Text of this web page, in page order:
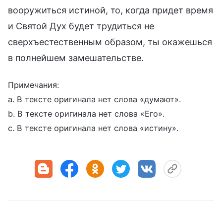
вооружиться истиной, то, когда придет время
и Святой Дух будет трудиться не
сверхъестественным образом, ты окажешься
в полнейшем замешательстве.
Примечания:
a. В тексте оригинала нет слова «думают».
b. В тексте оригинала нет слова «Его».
c. В тексте оригинала нет слова «истину».